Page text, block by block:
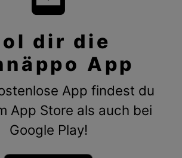
dir die
App
App findest du
App Store als auch bei
Google Play!